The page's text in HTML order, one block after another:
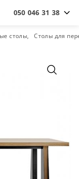
050 046 31 38
столы Столы для